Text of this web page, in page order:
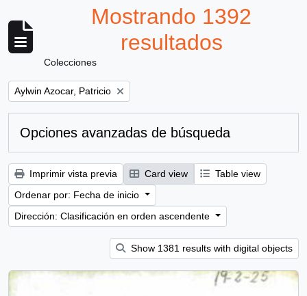
Mostrando 1392
resultados
Colecciones
Remove filter:
Aylwin Azocar, Patricio
Opciones avanzadas de búsqueda
Imprimir vista previa Card view
Table view
Ordenar por: Fecha de inicio
Dirección: Clasificación en orden ascendente
Show 1381 results with digital objects